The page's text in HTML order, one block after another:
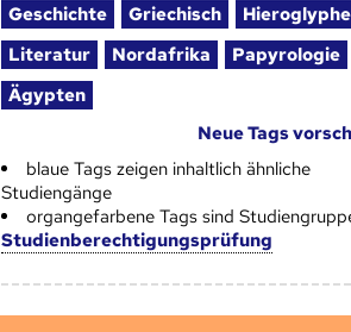
Geschichte
Griechisch
Literatur
Nordafrika
Papyrologie
Ägypten
Neue Tags
blaue Tags zeigen inhaltlich ähnliche
Studiengänge
organgefarbene Tags sind
Studienberechtigungsprüfung